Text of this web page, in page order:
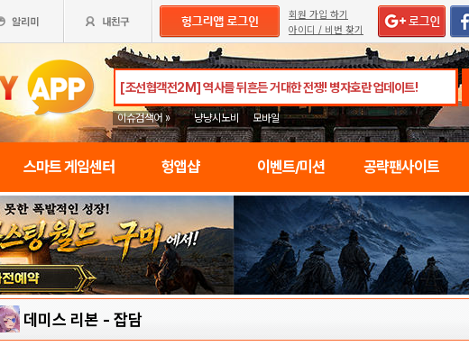
회원 가입 하기
아이디 / 비번 찾기
이슈검색어 » 냥냥시노비 모바일
스마트 게임센터 헝앱샵 이벤트/미션 공략팬사이트
데미스 리본 - 잡담